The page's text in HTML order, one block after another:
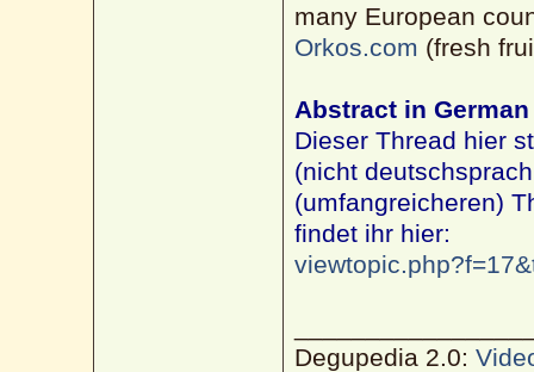
many European
Orkos.com (fresh
Abstract in
Dieser Thread hier
(nicht
(umfangreicheren)
findet ihr hier:
Degupedia 2.0: